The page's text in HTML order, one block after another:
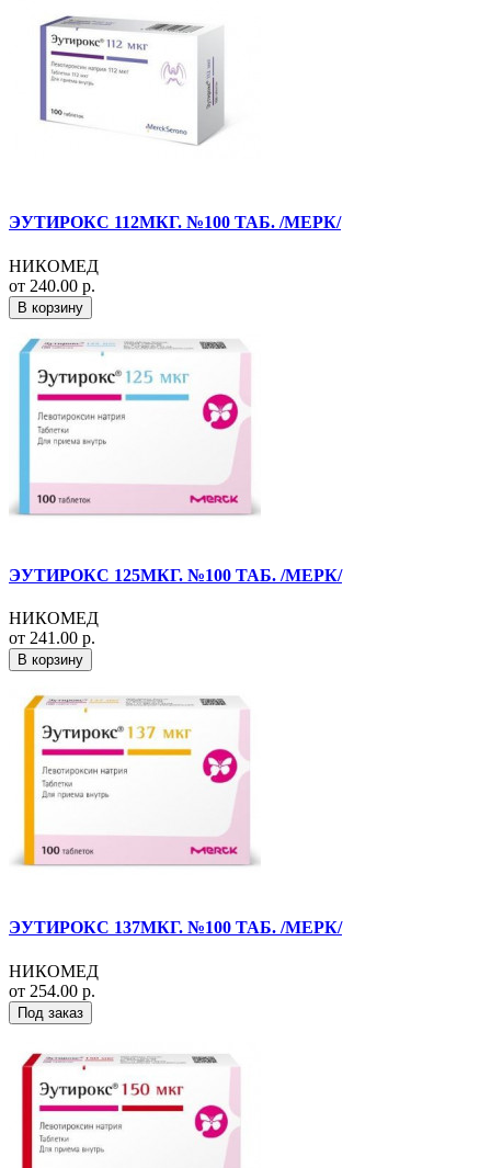
ЭУТИРОКС 112МКГ. №100 ТАБ. /МЕРК/
НИКОМЕД
от 240.00 р.
В корзину
ЭУТИРОКС 125МКГ. №100 ТАБ. /МЕРК/
НИКОМЕД
от 241.00 р.
В корзину
ЭУТИРОКС 137МКГ. №100 ТАБ. /МЕРК/
НИКОМЕД
от 254.00 р.
Под заказ